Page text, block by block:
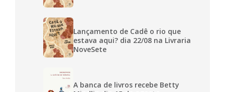
Lançamento de Cadê o rio que
estava aqui? dia 22/08 na Livraria
NoveSete
A banca de livros recebe Betty